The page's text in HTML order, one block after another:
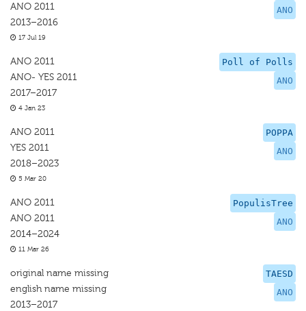
ANO
ANO 2011
2013–2016
17 Jul 19
Poll of Polls
ANO
ANO 2011
ANO- YES 2011
2017–2017
4 Jan 23
POPPA
ANO
ANO 2011
YES 2011
2018–2023
5 Mar 20
PopulisTree
ANO
ANO 2011
ANO 2011
2014–2024
11 Mar 26
TAESD
ANO
original name missing
english name missing
2013–2017